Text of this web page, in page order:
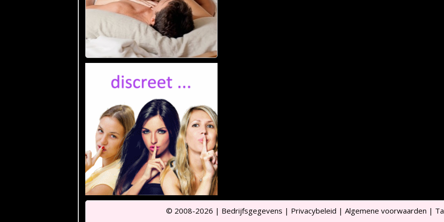
© 2008-2026 | Bedrijfsgegevens | Privacybeleid | Algemene voorwaarden |